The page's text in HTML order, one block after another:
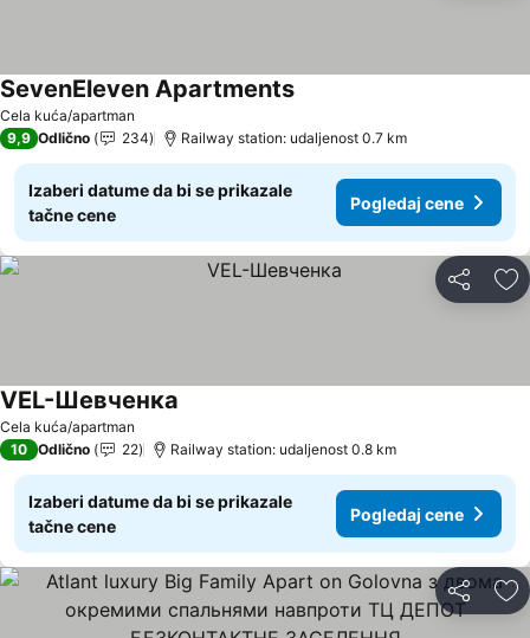
Cela kuća/apartman
SevenEleven Apartments
9,9 Odlično 234 Railway station: udaljenost 0.7 km
Izaberi datume da bi se prikazale
tačne cene
Pogledaj cene
Deli
Cela kuća/apartman
VEL-Шевченка
10 Odlično 22 Railway station: udaljenost 0.8 km
Izaberi datume da bi se prikazale
tačne cene
Pogledaj cene
Deli